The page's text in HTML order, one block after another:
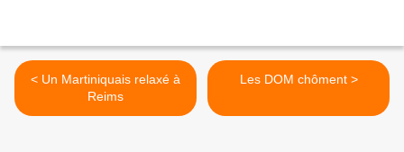
< Un Martiniquais relaxé à
Reims
Les DOM chôment >